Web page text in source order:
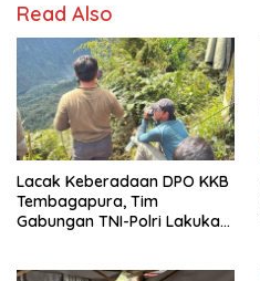
Read Also
Lacak Keberadaan DPO KKB
Tembagapura, Tim
Gabungan TNI-Polri Lakukan